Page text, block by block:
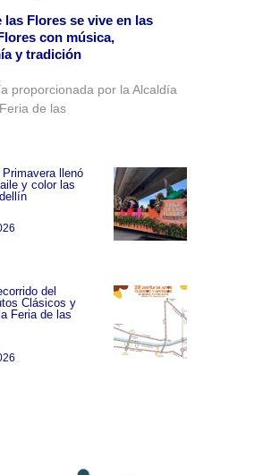
las Flores se vive en las
con música,
y tradición
proporcionada por la Alcaldía
de las
llenó
y color las
del
Clásicos y
Feria de las